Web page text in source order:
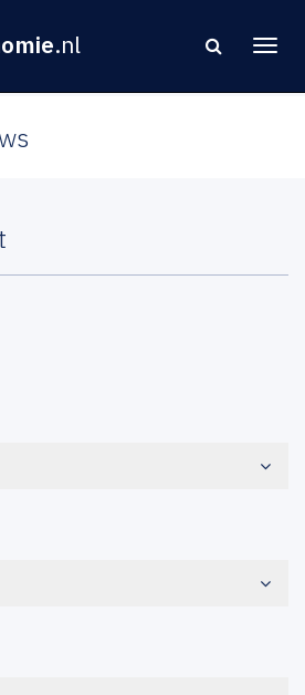
.nl